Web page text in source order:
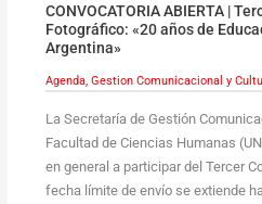
CONVOCATORIA ABIERTA |
Fotográfico: «20 años de
Argentina»
Agenda, Gestion Comunicacional y
La Secretaría de Gestión
Facultad de Ciencias Humanas
en general a participar del Tercer
fecha límite de envío se extiende